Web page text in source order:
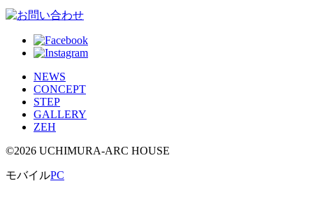
NEWS
CONCEPT
STEP
GALLERY
ZEH
©2026 UCHIMURA-ARC HOUSE
モバイルPC